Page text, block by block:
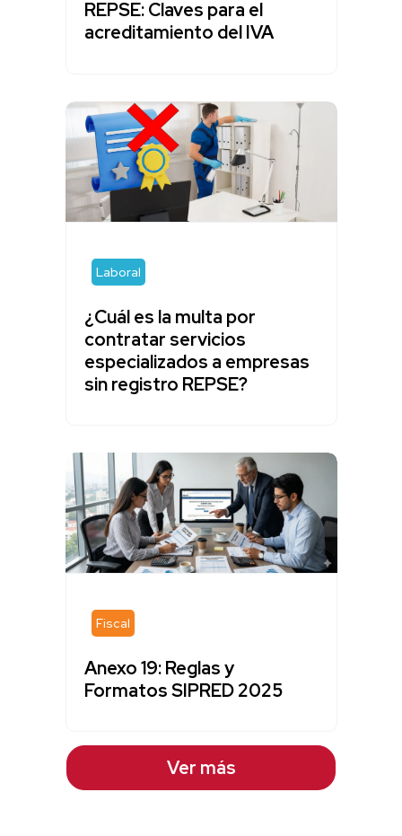
REPSE: Claves para el
acreditamiento del IVA
Laboral
¿Cuál es la multa por
contratar servicios
especializados a empresas
sin registro REPSE?
Fiscal
Anexo 19: Reglas y
Formatos SIPRED 2025
Ver más